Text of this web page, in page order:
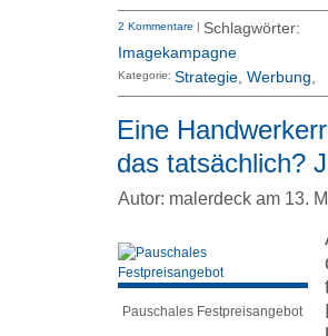
2 Kommentare |
Imagekampagne
Kategorie: Strategie Werbung
Eine
das tatsächlich?
Autor: malerdeck am 13.
Pauschales Festpreisangebot